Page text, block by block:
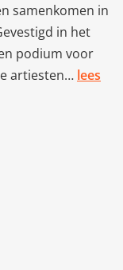
samenkomen in
in het
podium voor
artiesten… lees